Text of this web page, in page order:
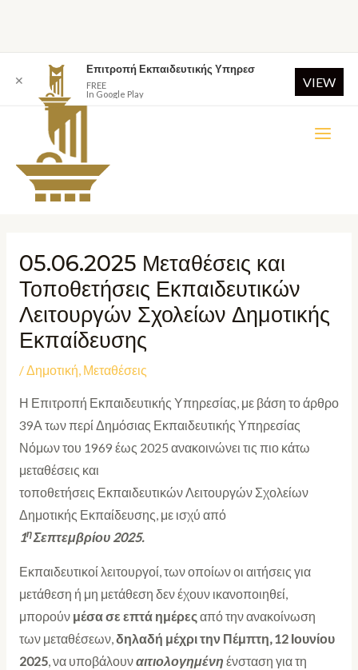
05.06.2025 Μεταθέσεις και
Τοποθετήσεις Εκπαιδευτικών
Λειτουργών Σχολείων Δημοτικής
Εκπαίδευσης
/Δημοτική, Μεταθέσεις
Η Επιτροπή Εκπαιδευτικής Υπηρεσίας, με βάση το άρθρο
39Α των περί Δημόσιας Εκπαιδευτικής Υπηρεσίας
Νόμων του 1969 έως 2025 ανακοινώνει τις πιο κάτω
μεταθέσεις και
τοποθετήσεις Εκπαιδευτικών Λειτουργών Σχολείων
Δημοτικής Εκπαίδευσης, με ισχύ από
1ηΣεπτεμβρίου 2025.
Εκπαιδευτικοί λειτουργοί, των οποίων οι αιτήσεις για
μετάθεση ή μη μετάθεση δεν έχουν ικανοποιηθεί,
μπορούν μέσα σε επτά ημέρεςαπό την ανακοίνωση
των μεταθέσεων,δηλαδή μέχρι την Πέμπτη, 12 Ιουνίου
2025, να υποβάλουναιτιολογημένη ένσταση για τη
✕
Επιτροπή Εκπαιδευτικής Υπηρεσ
FREE
In Google Play
VIEW